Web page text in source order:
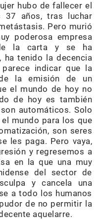
hubo de fallecer el
37 años, tras luchar
Pero murió
poderosa empresa
la carta y se ha
ha tenido la decencia
indicar que la
la emisión de un
el mundo de hoy no
de hoy es también
automáticos. Solo
mundo para los que
son seres
les paga. Pero vaya,
y regresemos a
en la que una muy
del sector de
y cancela una
a todo los humanos
de no permitir la
aquelarre.